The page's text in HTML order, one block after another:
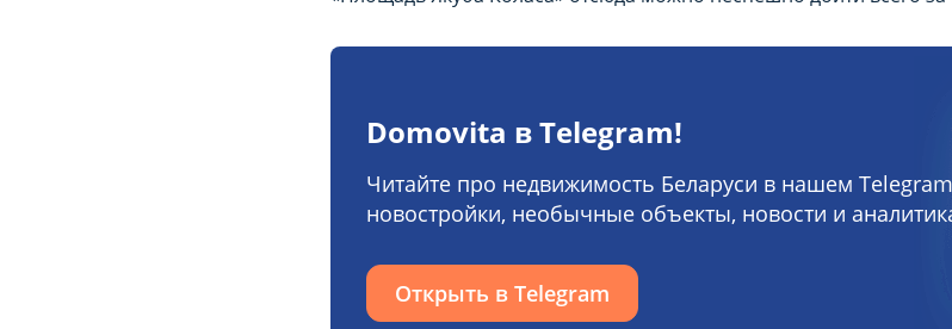
Domovita в Telegram!
Читайте про недвижимость Беларуси в нашем
новостройки, необычные объекты, новости и
Открыть в Telegram